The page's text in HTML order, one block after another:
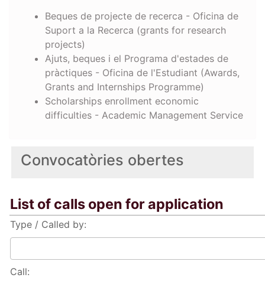
Convocatòries obertes
List of calls open for application
Type / Called by:
Call:
Beques de projecte de recerca - Oficina de
Suport a la Recerca (grants for research
projects)
Ajuts, beques i el Programa d'estades de
pràctiques - Oficina de l'Estudiant (Awards,
Grants and Internships Programme)
Scholarships enrollment economic
difficulties - Academic Management Service